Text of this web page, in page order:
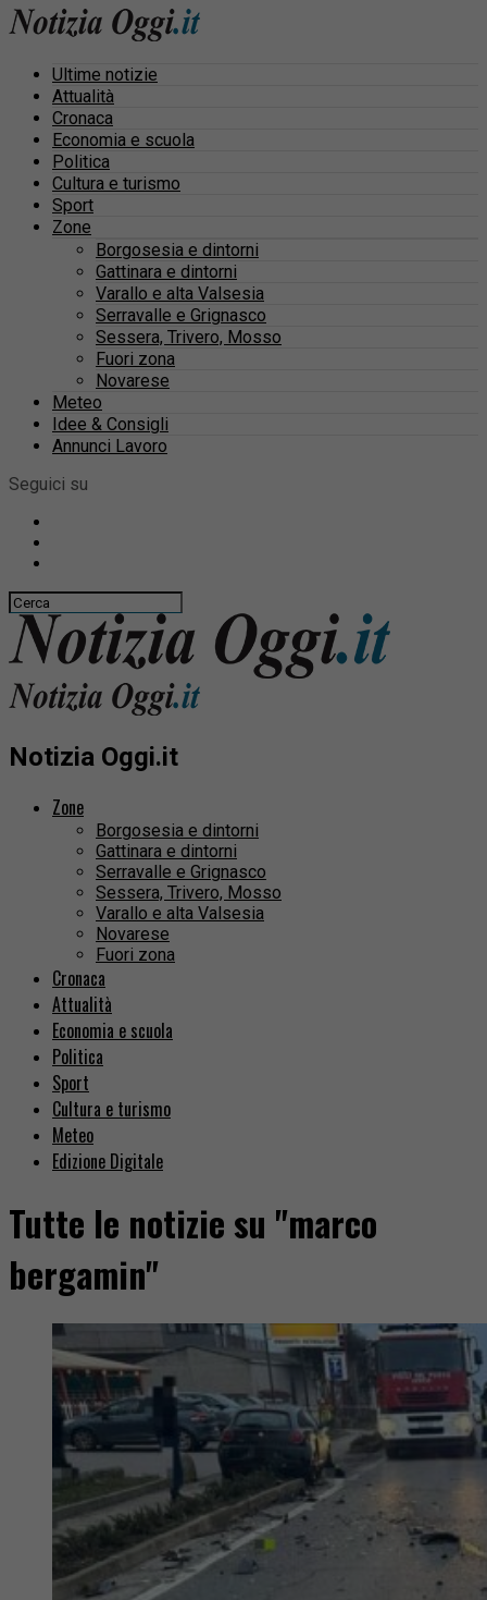
Ultime notizie
Attualità
Cronaca
Economia e scuola
Politica
Cultura e turismo
Sport
Zone
Borgosesia e dintorni
Gattinara e dintorni
Varallo e alta Valsesia
Serravalle e Grignasco
Sessera, Trivero, Mosso
Fuori zona
Novarese
Meteo
Idee & Consigli
Annunci Lavoro
Seguici su
Notizia Oggi.it
Zone
Borgosesia e dintorni
Gattinara e dintorni
Serravalle e Grignasco
Sessera, Trivero, Mosso
Varallo e alta Valsesia
Novarese
Fuori zona
Cronaca
Attualità
Economia e scuola
Politica
Sport
Cultura e turismo
Meteo
Edizione Digitale
Tutte le notizie su "marco
bergamin"